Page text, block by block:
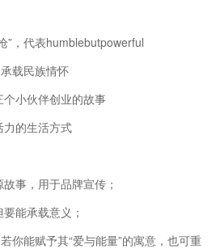
”，代表humblebutpowerful
载民族情怀
小伙伴创业的故事
力的生活方式
事，用于品牌宣传；
能承载意义；
你能赋予其“爱与能量”的寓意，也可重